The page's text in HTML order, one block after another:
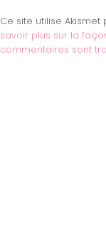
Ce site utilise
savoir plus sur la
commentaires sont